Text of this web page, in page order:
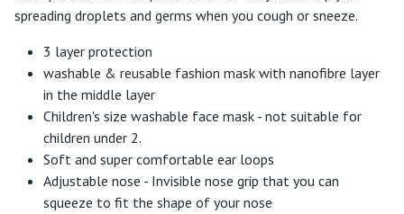
spreading droplets and germs when you cough or sneeze.
3 layer protection
washable & reusable fashion mask with nanofibre layer
in the middle layer
Children's size washable face mask - not suitable for
children under 2.
Soft and super comfortable ear loops
Adjustable nose - Invisible nose grip that you can
squeeze to fit the shape of your nose